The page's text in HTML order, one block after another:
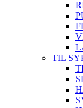
TIL